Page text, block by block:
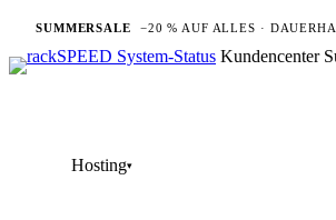
SUMMERSALE
Kundencenter
Hosting▾